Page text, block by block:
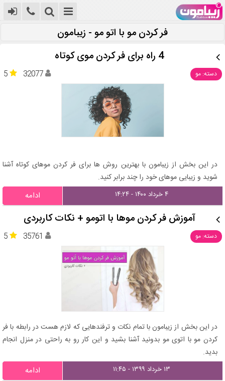
فر کردن مو با اتو مو - زیبامون
4 راه برای فر کردن موی کوتاه
دسته: مو 5 32077
در این بخش از زیبامون با بهترین روش ها برای فر کردن موهای کوتاه آشنا
شوید و زیبایی موهای خود را چند برابر کنید.
۴ خرداد ۱۴۰۰ - ۱۴:۲۴ ادامه
آموزش فر کردن موها با اتومو + نکات کاربردی
دسته: مو 5 35761
در این بخش از زیبامون با تمام نکات و ترفندهایی که لازم هست در رابطه با فر
کردن مو با اتوی مو بدونید آشنا بشید و این کار رو به راحتی در منزل انجام
بدید.
۱۳ خرداد ۱۳۹۹ - ۱۱:۴۵ ادامه